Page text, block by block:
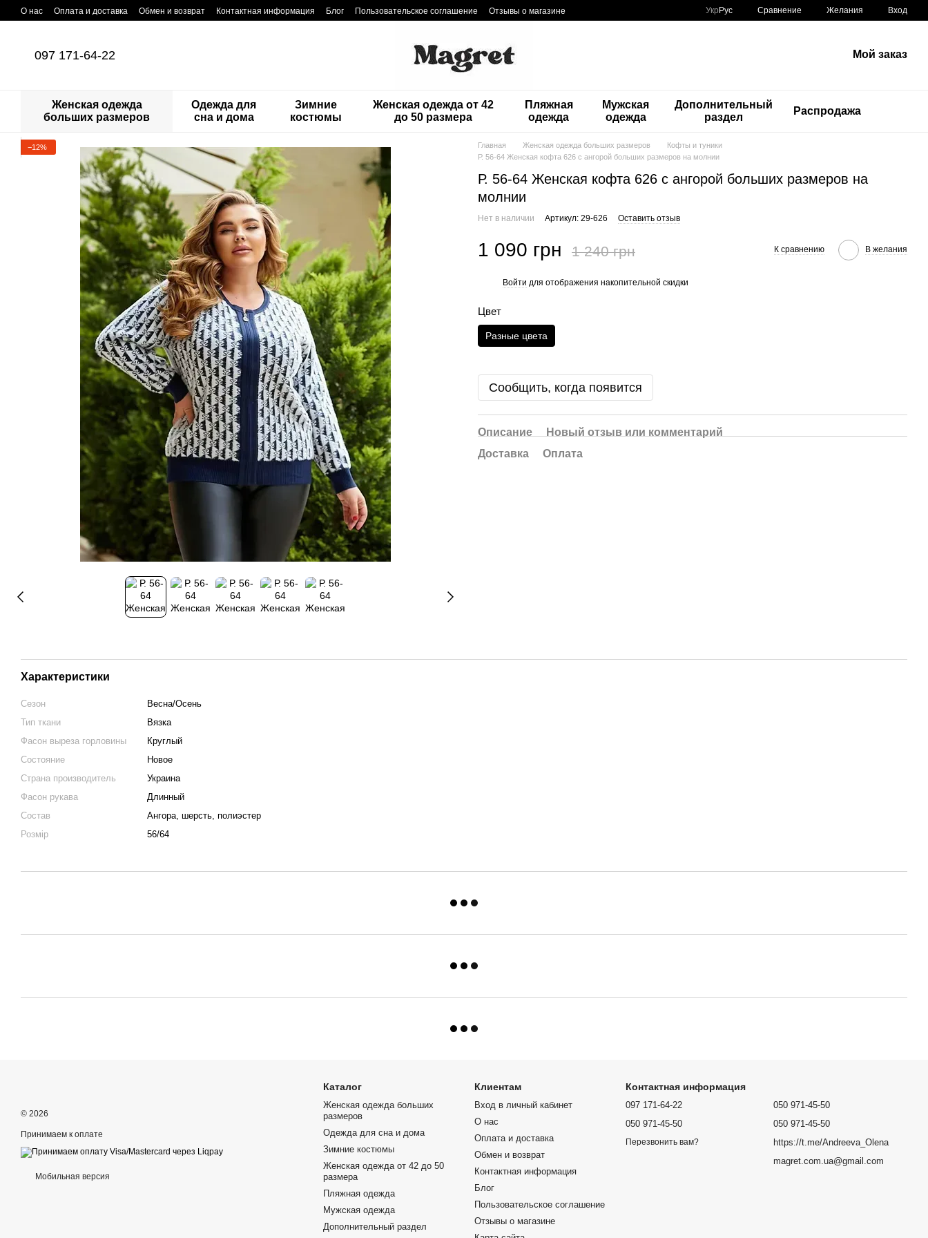
Перейти к основному контенту
О нас Оплата и доставка Обмен и возврат Контактная информация Блог Пользовательское соглашение Отзывы о магазине Укр Рус Сравнение Желания Вход
097 171-64-22 Мой заказ
Женская одежда
больших размеров
Одежда для
сна и дома
Зимние
костюмы
Женская одежда от 42
до 50 размера
Пляжная
одежда
Мужская
одежда
Дополнительный
раздел
Распродажа
−12% Главная Женская одежда больших размеров
Кофты и туники
Р. 56-64 Женская кофта 626 с ангорой больших размеров на молнии
Р. 56-64 Женская кофта 626 с ангорой больших размеров на
молнии
Нет в наличии Артикул: 29-626 Оставить отзыв
1 090 грн 1 240 грн К сравнению В желания
Войти для отображения накопительной скидки
Цвет
Разные цвета
Сообщить, когда появится
Описание
Новый отзыв или комментарий
Доставка
Оплата
Характеристики
Сезон
Весна/Осень
Тип ткани
Вязка
Фасон выреза горловины
Круглый
Состояние
Новое
Страна производитель
Украина
Фасон рукава
Длинный
Состав
Ангора, шерсть, полиэстер
Розмір
56/64
© 2026
Принимаем к оплате
Мобильная версия
Каталог
Женская одежда больших
размеров
Одежда для сна и дома
Зимние костюмы
Женская одежда от 42 до 50
размера
Пляжная одежда
Мужская одежда
Дополнительный раздел
Клиентам
Вход в личный кабинет
О нас
Оплата и доставка
Обмен и возврат
Контактная информация
Блог
Пользовательское соглашение
Отзывы о магазине
Контактная информация
097 171-64-22
050 971-45-50
Перезвонить вам?
050 971-45-50
050 971-45-50
https://t.me/Andreeva_Olena
magret.com.ua@gmail.com